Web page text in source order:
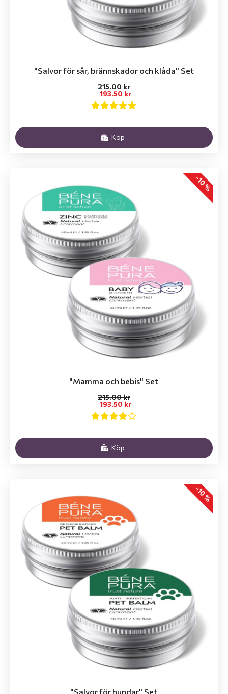
"Salvor för sår, brännskador och klåda" Set
193.50 kr
215.00 kr
Köp
-10 %
"Mamma och bebis" Set
193.50 kr
215.00 kr
Köp
-10 %
"Salvor för hundar" Set